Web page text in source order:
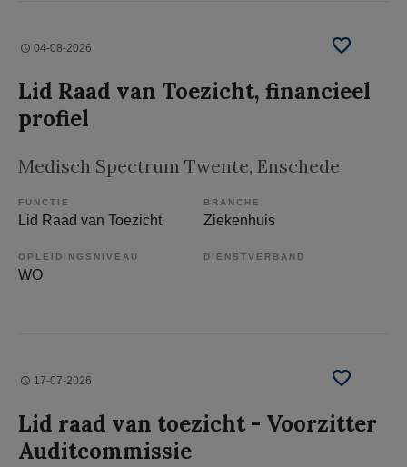
04-08-2026
Lid Raad van Toezicht, financieel
profiel
Medisch Spectrum Twente, Enschede
FUNCTIE
Lid Raad van Toezicht
BRANCHE
Ziekenhuis
OPLEIDINGSNIVEAU
WO
DIENSTVERBAND
17-07-2026
Lid raad van toezicht - Voorzitter
Auditcommissie